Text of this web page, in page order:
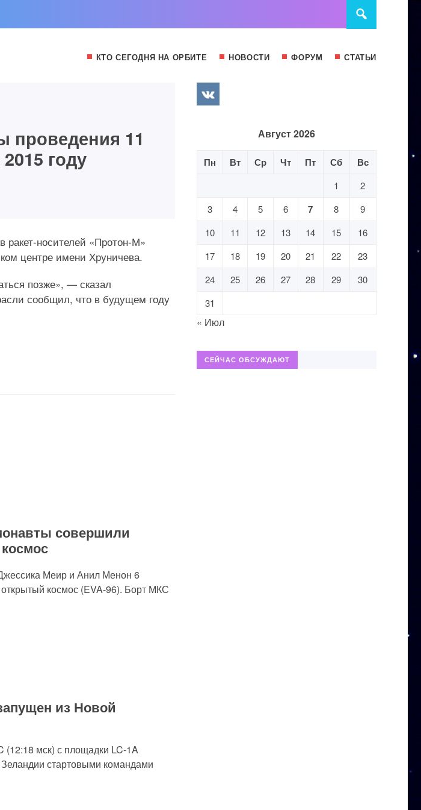
КТО СЕГОДНЯ НА ОРБИТЕ НОВОСТИ ФОРУМ СТАТЬИ
проведения 11
году
ракет-носителей «Протон-М»
центре имени Хруничева.
позже», — сказал
сообщил, что в будущем году
совершили
Меир и Анил Менон 6
космос (EVA-96). Борт МКС
из Новой
(12:18 мск) с площадки LC-1A
стартовыми командами
Август 2026
Пн Вт Ср Чт Пт Сб Вс
1
2
3
4 5 6 7 8
9
10
11 12 13 14 15
16
17
18 19 20 21 22
23
24
25 26 27 28 29
30
31
« Июл
СЕЙЧАС ОБСУЖДАЮТ